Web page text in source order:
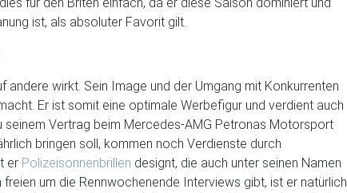
ist, als absoluter Favorit gilt.
andere wirkt. Sein Image und der Umgang mit Konkurrenten
Er ist somit eine optimale Werbefigur und verdient auch
seinem Vertrag beim Mercedes-AMG Petronas Motorsport
bringen soll, kommen noch Verdienste durch
er Polizeisonnenbrillen designt, die auch unter seinen Namen
um die Rennwochenende Interviews gibt, ist er natürlich